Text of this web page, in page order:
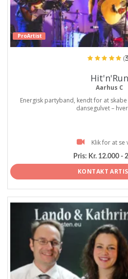
ProArtist
Hit'n'Run
Aarhus C
Energisk partyband, kendt for at
dansegulvet –
Klik for at se
Pris: Kr. 12.000 -
KONTAKT